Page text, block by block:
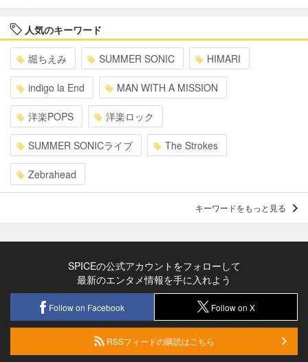
人気のキーワード
堀ちえみ SUMMER SONIC HIMARI
indigo la End MAN WITH A MISSION
洋楽POPS 洋楽ロック
SUMMER SONICライブ The Strokes
Zebrahead
キーワードをもっと見る
SPICEの公式アカウントをフォローして
最新のエンタメ情報を手に入れよう
Follow on Facebook Follow on X
RSSフィードの購読はこちら